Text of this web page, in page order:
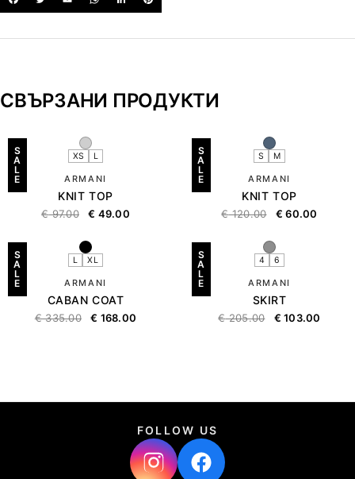
СВЪРЗАНИ ПРОДУКТИ
S
A
L
E
XS L
ARMANI
KNIT TOP
€97.00 € 49.00
S
A
L
E
S M
ARMANI
KNIT TOP
€120.00 € 60.00
S
A
L
E
L XL
ARMANI
CABAN COAT
€335.00 € 168.00
S
A
L
E
4 6
ARMANI
SKIRT
€205.00 € 103.00
FOLLOW US